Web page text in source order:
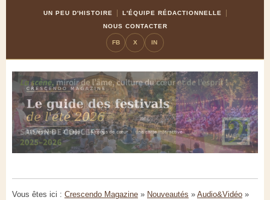
UN PEU D'HISTOIRE
L'ÉQUIPE RÉDACTIONNELLE
NOUS CONTACTER
FB X IN
Vous êtes ici : Crescendo Magazine » Nouveautés » Audio&Vidéo »